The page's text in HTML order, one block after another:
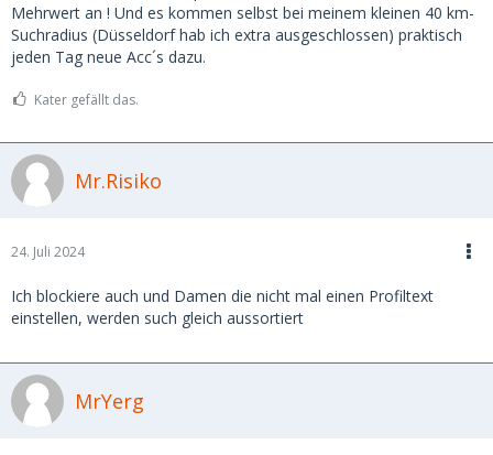
Mehrwert an ! Und es kommen selbst bei meinem kleinen 40 km-
Suchradius (Düsseldorf hab ich extra ausgeschlossen) praktisch
jeden Tag neue Acc´s dazu.
Kater gefällt das.
Mr.Risiko
24. Juli 2024
Ich blockiere auch und Damen die nicht mal einen Profiltext
einstellen, werden such gleich aussortiert
MrYerg